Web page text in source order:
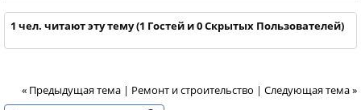
1 чел. читают эту тему (1 Гостей и 0 Скрытых Пользователей)
« Предыдущая тема | Ремонт и строительство | Следующая тема »